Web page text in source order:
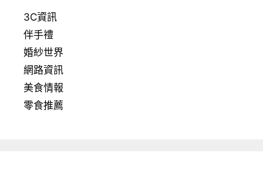
3C資訊
伴手禮
婚紗世界
網路資訊
美食情報
零食推薦